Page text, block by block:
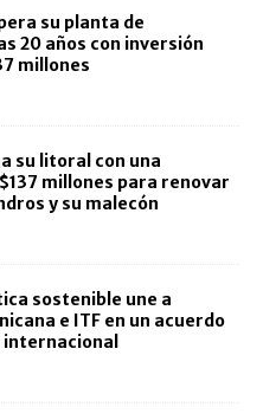
su planta de
20 años con inversión
millones
su litoral con una
millones para renovar
y su malecón
sostenible une a
e ITF en un acuerdo